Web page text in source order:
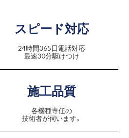
スピード対応
24時間365日電話対応
最速30分駆けつけ
施工品質
各機種専任の
技術者が伺います。